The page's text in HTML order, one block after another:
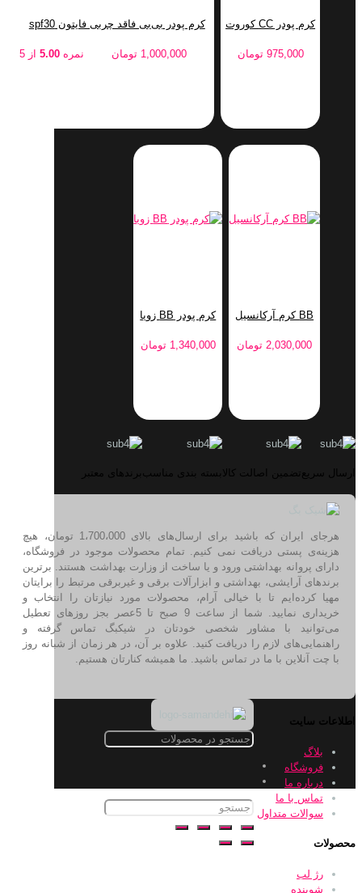
کرم پودر CC کوروت
975,000 تومان
کرم پودر بی‌بی فاقد چربی فایتون spf30
نمره 5.00از 5 1,000,000 تومان
BB کرم آرکانسیل
2,030,000 تومان
کرم پودر BB زویا
1,340,000 تومان
ارسال سریع تضمین اصالت کالا بسته بندی مناسب برندهای معتبر
هرجای ایران که باشید برای ارسال‌های بالای 1،700،000 تومان، هیچ
هزینه‌ی پستی دریافت نمی کنیم. تمام محصولات موجود در فروشگاه،
دارای پروانه بهداشتی ورود و یا ساخت از وزارت بهداشت هستند. برترین‌
برندهای آرایشی، بهداشتی و ابزارآلات برقی و غیربرقی مرتبط را برایتان
مهیا کرده‌ایم تا با خیالی آرام، محصولات مورد نیازتان را انتخاب و
خریداری نمایید. شما از ساعت 9 صبح تا 5عصر بجز روزهای تعطیل
می‌توانید با مشاور شخصی خودتان در شیکبگ تماس گرفته و
راهنمایی‌های لازم را دریافت کنید. علاوه بر آن، در هر زمان از شبانه روز
با چت آنلاین با ما در تماس باشید. ما همیشه کنارتان هستیم.
اطلاعات سایت
بلاگ
فروشگاه
درباره ما
تماس با ما
سوالات متداول
محصولات
رژ لب
شوینده